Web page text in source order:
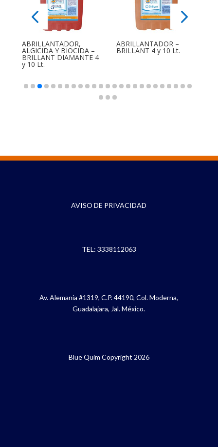
ABRILLANTADOR,
ALGICIDA Y BIOCIDA –
BRILLANT DIAMANTE 4
y 10 Lt.
ABRILLANTADOR –
BRILLANT 4 y 10 Lt.
AVISO DE PRIVACIDAD
TEL: 3338112063
Av. Alemania #1319, C.P. 44190, Col. Moderna,
Guadalajara, Jal. México.
Blue Quim Copyright 2026